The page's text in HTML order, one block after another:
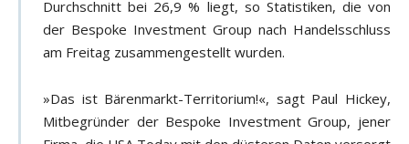
Durchschnitt bei 26,9 % liegt, so Statistiken, die von
der Bespoke Investment Group nach Handelsschluss
am Freitag zusammengestellt wurden.
»Das ist Bärenmarkt-Territorium!«, sagt Paul Hickey,
Mitbegründer der Bespoke Investment Group, jener